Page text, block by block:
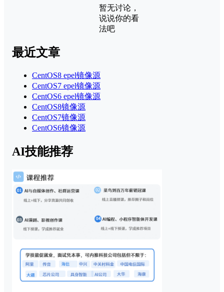
暂无讨论，
说说你的看
法吧
最近文章
CentOS8 epel镜像源
CentOS7 epel镜像源
CentOS6 epel镜像源
CentOS8镜像源
CentOS7镜像源
CentOS6镜像源
AI技能推荐